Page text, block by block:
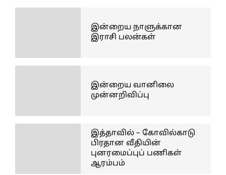
இன்றைய நாளுக்கான
இராசி பலன்கள்
இன்றைய வானிலை
முன்னறிவிப்பு
இத்தாவில் – கோவில்காடு
பிரதான வீதியின்
புனரமைப்புப் பணிகள்
ஆரம்பம்